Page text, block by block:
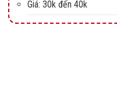
Giá: 30k đến 40k